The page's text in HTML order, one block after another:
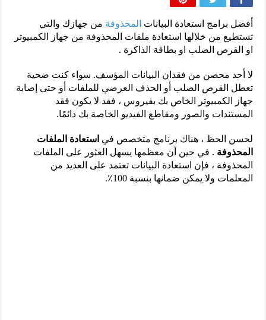
أفضل برامج استعادة البيانات المحذوفةمن جهازك والتي
تستطيع من خلالها استعادة ملفات المحذوفة من جهاز الكمبيوتر
او القرص الصلب او بطاقة الذاكرة .
لا أحد محصن من فقدان البيانات المؤسف. سواء كنت ضحية
تعطل القرص الصلب أو الحذف العرضي للملفات أو حتى إصابة
جهاز الكمبيوتر الخاص بك بفيروس ، فقد لا يكون فقد
المستندات والصور ومقاطع الفيديو الخاصة بك دائمًا.
لحسن الحظ ، هناك برنامج متخصص في استعادة الملفات
المحذوفة. في حين أن معظمها يسهل العثور على الملفات
المحذوفة ، فإن استعادة البيانات تعتمد على العديد من
المعلمات ولا يمكن ضمانها بنسبة 100٪.